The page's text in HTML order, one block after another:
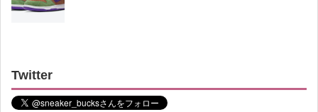
Twitter